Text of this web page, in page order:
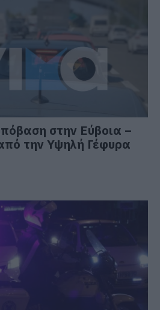
στην Εύβοια –
την Υψηλή Γέφυρα